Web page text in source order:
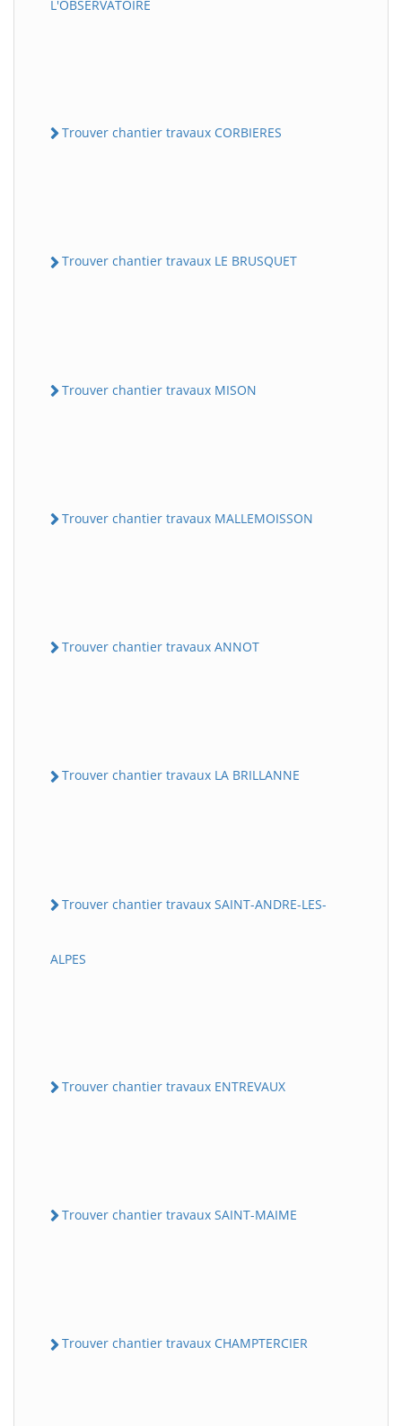
L'OBSERVATOIRE
Trouver chantier travaux CORBIERES
Trouver chantier travaux LE BRUSQUET
Trouver chantier travaux MISON
Trouver chantier travaux MALLEMOISSON
Trouver chantier travaux ANNOT
Trouver chantier travaux LA BRILLANNE
Trouver chantier travaux SAINT-ANDRE-LES-
ALPES
Trouver chantier travaux ENTREVAUX
Trouver chantier travaux SAINT-MAIME
Trouver chantier travaux CHAMPTERCIER